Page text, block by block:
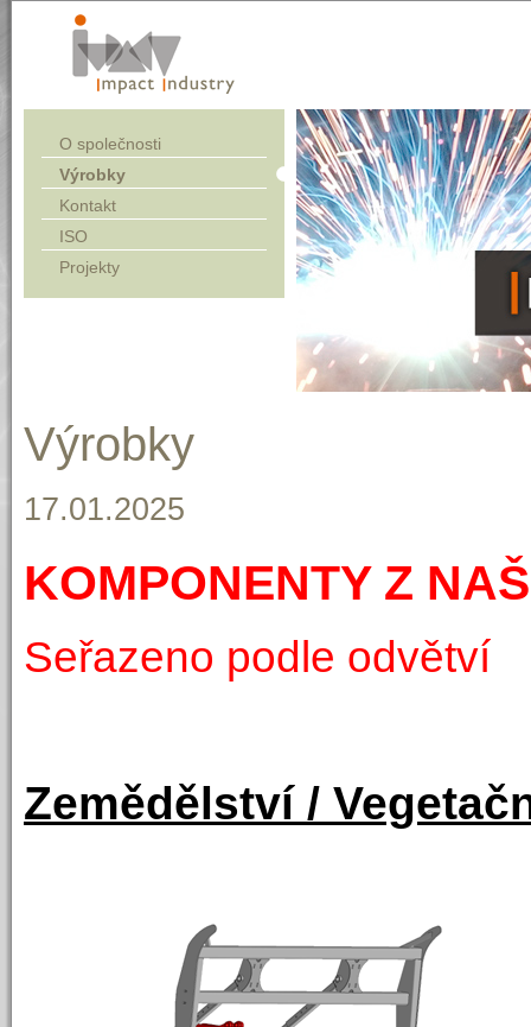
O společnosti
Výrobky
Kontakt
ISO
Projekty
Výrobky
17.01.2025
KOMPONENTY Z
Seřazeno podle odvětví
Zemědělství /